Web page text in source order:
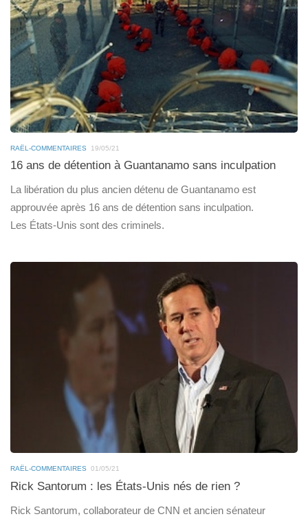
RAËL-COMMENTAIRES 19/05/21
16 ans de détention à Guantanamo sans inculpation
La libération du plus ancien détenu de Guantanamo est
approuvée après 16 ans de détention sans inculpation.
Les États-Unis sont des criminels.
RAËL-COMMENTAIRES 01/05/21
Rick Santorum : les États-Unis nés de rien ?
Rick Santorum, collaborateur de CNN et ancien sénateur